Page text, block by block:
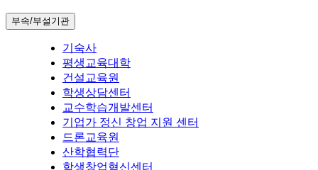
부속/부설기관
기숙사
평생교육대학
건설교육원
학생상담센터
교수학습개발센터
기업가 정신 창업 지원 센터
드론교육원
산학협력단
학생창업혁신센터